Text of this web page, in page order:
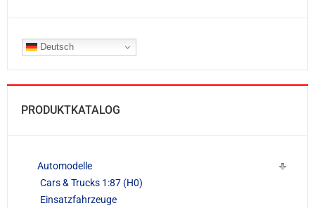
Deutsch
PRODUKTKATALOG
Automodelle
Cars & Trucks 1:87 (H0)
Einsatzfahrzeuge